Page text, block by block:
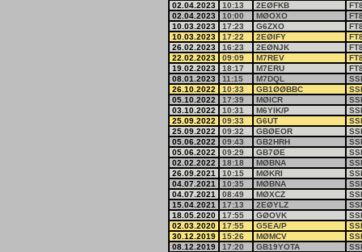
02.04.2023
10:13 2EØFKB
02.04.2023
10:00 MØOXO
10.03.2023
17:23 G6ZXO
10.03.2023
17:22 2EØIFY
26.02.2023
16:23 2EØNJK
22.02.2023
09:09 M7REV
19.02.2023
18:17 M7ERU
08.01.2023
11:15 M7DQL
26.10.2022
10:33 GB1ØØBBC
05.10.2022
17:39 MØICR
03.10.2022
10:31 M6YIK/P
25.09.2022
09:33 G6UT
25.09.2022
09:32 GBØEOR
05.06.2022
09:43 GB2HRH
05.06.2022
09:29 GB7ØE
02.02.2022
18:18 MØBNA
26.09.2021
10:15 MØKRI
04.07.2021
10:35 MØBNA
04.07.2021
08:49 MØXCZ
15.04.2021
17:13 2EØYLZ
18.05.2020
17:55 GØOVK
02.03.2020
17:55 G5EA/P
30.12.2019
15:26 MØMCV
08.12.2019
17:20 GB19YOTA